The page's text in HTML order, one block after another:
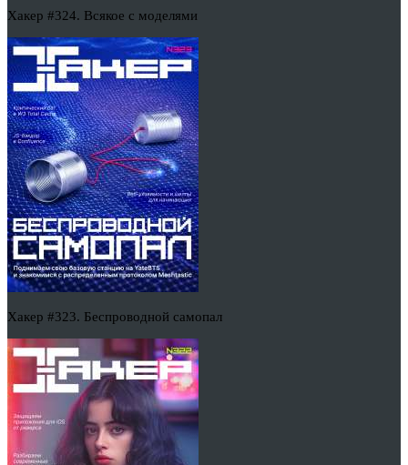
Хакер #324. Всякое с моделями
Хакер #323. Беспроводной самопал